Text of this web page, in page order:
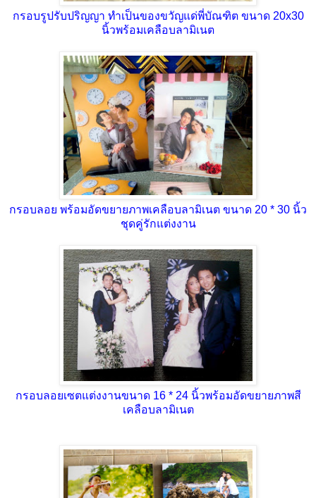
กรอบรูปรับปริญญา ทำเป็นของขวัญแด่พี่บัณฑิต ขนาด 20x30
นิ้วพร้อมเคลือบลามิเนต
กรอบลอย พร้อมอัดขยายภาพเคลือบลามิเนต ขนาด 20 * 30 นิ้ว
ชุดคู่รักแต่งงาน
กรอบลอยเซตแต่งงานขนาด 16 * 24 นิ้วพร้อมอัดขยายภาพสี
เคลือบลามิเนต